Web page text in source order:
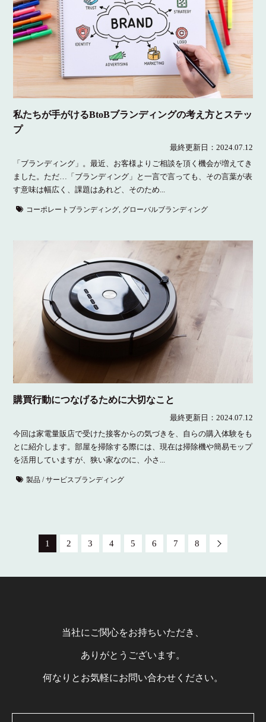
私たちが手がけるBtoBブランディングの考え方とステッ
プ
最終更新日： 2024.07.12
「ブランディング」。最近、お客様よりご相談を頂く機会が増えてき
ました。ただ…「ブランディング」と一言で言っても、その言葉が表
す意味は幅広く、課題はあれど、そのため...
コーポレートブランディング グローバルブランディング
購買行動につなげるために大切なこと
最終更新日： 2024.07.12
今回は家電量販店で受けた接客からの気づきを、自らの購入体験をも
とに紹介します。部屋を掃除する際には、現在は掃除機や簡易モップ
を活用していますが、狭い家なのに、小さ...
製品 / サービスブランディング
1 2 3 4 5 6 7 8
当社にご関心をお持ちいただき、
ありがとうございます。
何なりとお気軽にお問い合わせください。